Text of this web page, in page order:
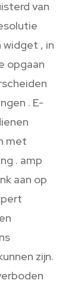
van
widget , in
opgaan
. E-
met
. amp
aan op
zijn.